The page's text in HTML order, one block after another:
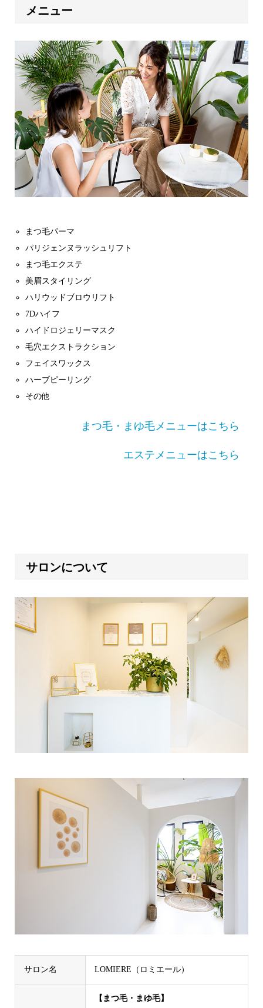
メニュー
まつ毛パーマ
パリジェンヌラッシュリフト
まつ毛エクステ
美眉スタイリング
ハリウッドブロウリフト
7Dハイフ
ハイドロジェリーマスク
毛穴エクストラクション
フェイスワックス
ハーブピーリング
その他
まつ毛・まゆ毛メニューはこちら
エステメニューはこちら
サロンについて
サロン名 LOMIERE（ロミエール）
【まつ毛・まゆ毛】